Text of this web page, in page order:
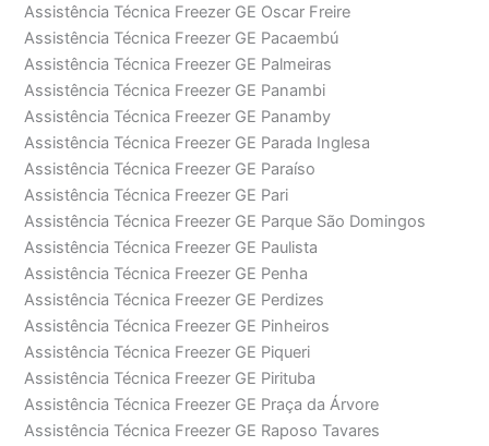
Assistência Técnica Freezer GE Oscar Freire
Assistência Técnica Freezer GE Pacaembú
Assistência Técnica Freezer GE Palmeiras
Assistência Técnica Freezer GE Panambi
Assistência Técnica Freezer GE Panamby
Assistência Técnica Freezer GE Parada Inglesa
Assistência Técnica Freezer GE Paraíso
Assistência Técnica Freezer GE Pari
Assistência Técnica Freezer GE Parque São Domingos
Assistência Técnica Freezer GE Paulista
Assistência Técnica Freezer GE Penha
Assistência Técnica Freezer GE Perdizes
Assistência Técnica Freezer GE Pinheiros
Assistência Técnica Freezer GE Piqueri
Assistência Técnica Freezer GE Pirituba
Assistência Técnica Freezer GE Praça da Árvore
Assistência Técnica Freezer GE Raposo Tavares